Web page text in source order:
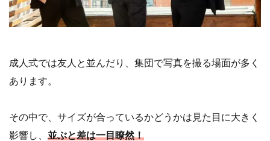
成人式では友人と並んだり、集団で写真を撮る場面が多く
あります。
その中で、サイズが合っているかどうかは見た目に大きく
影響し、 並ぶと差は一目瞭然！